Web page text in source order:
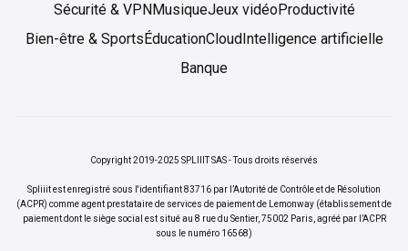
Sécurité & VPN MusiqueJeux vidéoProductivité
Bien-être & Sports ÉducationCloud Intelligence artificielle
Banque
Copyright 2019-2025 SPLIIIT SAS - Tous droits réservés
Spliiit est enregistré sous l'identifiant 83716 par l’Autorité de Contrôle et de Résolution
(ACPR) comme agent prestataire de services de paiement de Lemonway (établissement de
paiement dont le siège social est situé au 8 rue du Sentier, 75002 Paris, agréé par l’ACPR
sous le numéro 16568)